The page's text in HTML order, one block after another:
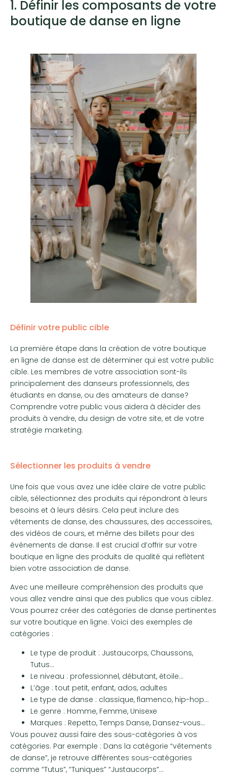
1. Définir les composants de votre
boutique de danse en ligne
Définir votre public cible
La première étape dans la création de votre boutique
en ligne de danse est de déterminer qui est votre public
cible. Les membres de votre association sont-ils
principalement des danseurs professionnels, des
étudiants en danse, ou des amateurs de danse?
Comprendre votre public vous aidera à décider des
produits à vendre, du design de votre site, et de votre
stratégie marketing.
Sélectionner les produits à vendre
Une fois que vous avez une idée claire de votre public
cible, sélectionnez des produits qui répondront à leurs
besoins et à leurs désirs. Cela peut inclure des
vêtements de danse, des chaussures, des accessoires,
des vidéos de cours, et même des billets pour des
événements de danse. Il est crucial d’offrir sur votre
boutique en ligne des produits de qualité qui reflètent
bien votre association de danse.
Avec une meilleure compréhension des produits que
vous allez vendre ainsi que des publics que vous ciblez.
Vous pourrez créer des catégories de danse pertinentes
sur votre boutique en ligne. Voici des exemples de
catégories :
Le type de produit : Justaucorps, Chaussons,
Tutus…
Le niveau : professionnel, débutant, étoile…
L’âge : tout petit, enfant, ados, adultes
Le type de danse : classique, flamenco, hip-hop…
Le genre : Homme, Femme, Unisexe
Marques : Repetto, Temps Danse, Dansez-vous…
Vous pouvez aussi faire des sous-catégories à vos
catégories. Par exemple : Dans la catégorie “vêtements
de danse”, je retrouve différentes sous-catégories
comme “Tutus”, “Tuniques” “Justaucorps”…